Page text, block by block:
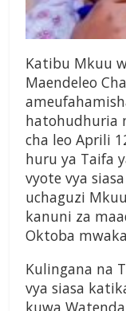
Katibu Mkuu
Maendeleo
hatohudhuria
cha leo Aprili
huru ya Taifa
vyote vya
uchaguzi
kanuni za
Oktoba
Kulingana na
vya siasa
kuwa